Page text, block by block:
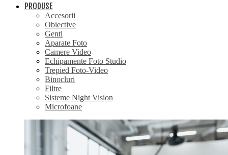
PRODUSE
Accesorii
Obiective
Genti
Aparate Foto
Camere Video
Echipamente Foto Studio
Trepied Foto-Video
Binocluri
Filtre
Sisteme Night Vision
Microfoane